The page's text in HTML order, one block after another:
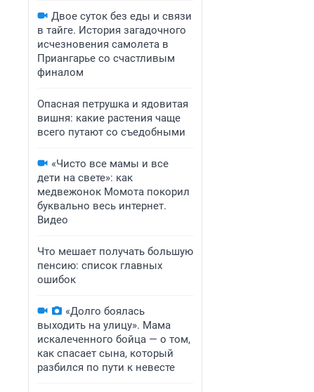
Двое суток без еды и связи
в тайге. История загадочного
исчезновения самолета в
Приангарье со счастливым
финалом
Опасная петрушка и ядовитая
вишня: какие растения чаще
всего путают со съедобными
«Чисто все мамы и все
дети на свете»: как
медвежонок Момота покорил
буквально весь интернет.
Видео
Что мешает получать большую
пенсию: список главных
ошибок
«Долго боялась
выходить на улицу». Мама
искалеченного бойца — о том,
как спасает сына, который
разбился по пути к невесте